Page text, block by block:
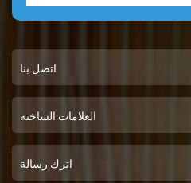
اتصل بنا
العلامات الساخنة
اترك رسالة